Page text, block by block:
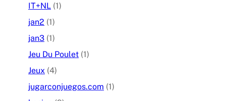
IT+NL (1)
jan2 (1)
jan3 (1)
Jeu Du Poulet (1)
Jeux (4)
jugarconjuegos.com (1)